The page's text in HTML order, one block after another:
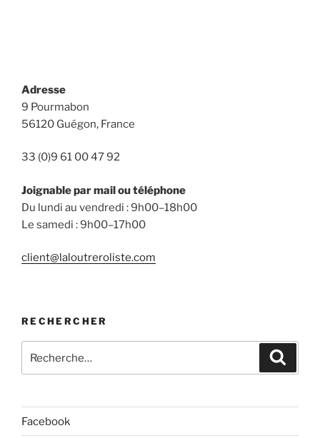
Adresse
9 Pourmabon
56120 Guégon, France
33 (0)9 61 00 47 92
Joignable par mail ou téléphone
Du lundi au vendredi : 9h00–18h00
Le samedi : 9h00–17h00
client@laloutreroliste.com
RECHERCHER
pour
Facebook